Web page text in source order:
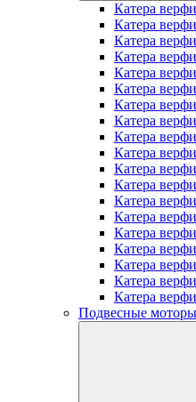
Катера
Катера
Катера
Катера
Катера
Катера
Катера
Катера
Катера
Катера
Катера
Катера
Катера
Катера
Катера
Катера
Катера
Катера
Катера
Подвесные моторы